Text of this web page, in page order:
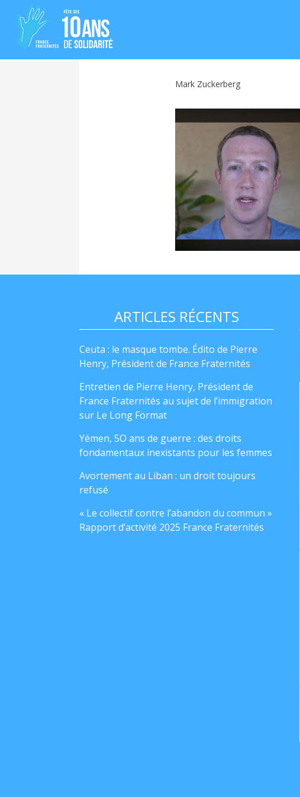
Mark Zuckerberg
ARTICLES RÉCENTS
Ceuta : le masque tombe. Édito de Pierre
Henry, Président de France Fraternités
Entretien de Pierre Henry, Président de
France Fraternités au sujet de l’immigration
sur Le Long Format
Yémen, 5O ans de guerre : des droits
fondamentaux inexistants pour les femmes
Avortement au Liban : un droit toujours
refusé
« Le collectif contre l’abandon du commun »
Rapport d’activité 2025 France Fraternités